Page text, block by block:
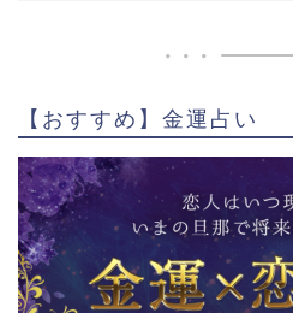
【おすすめ】金運占い